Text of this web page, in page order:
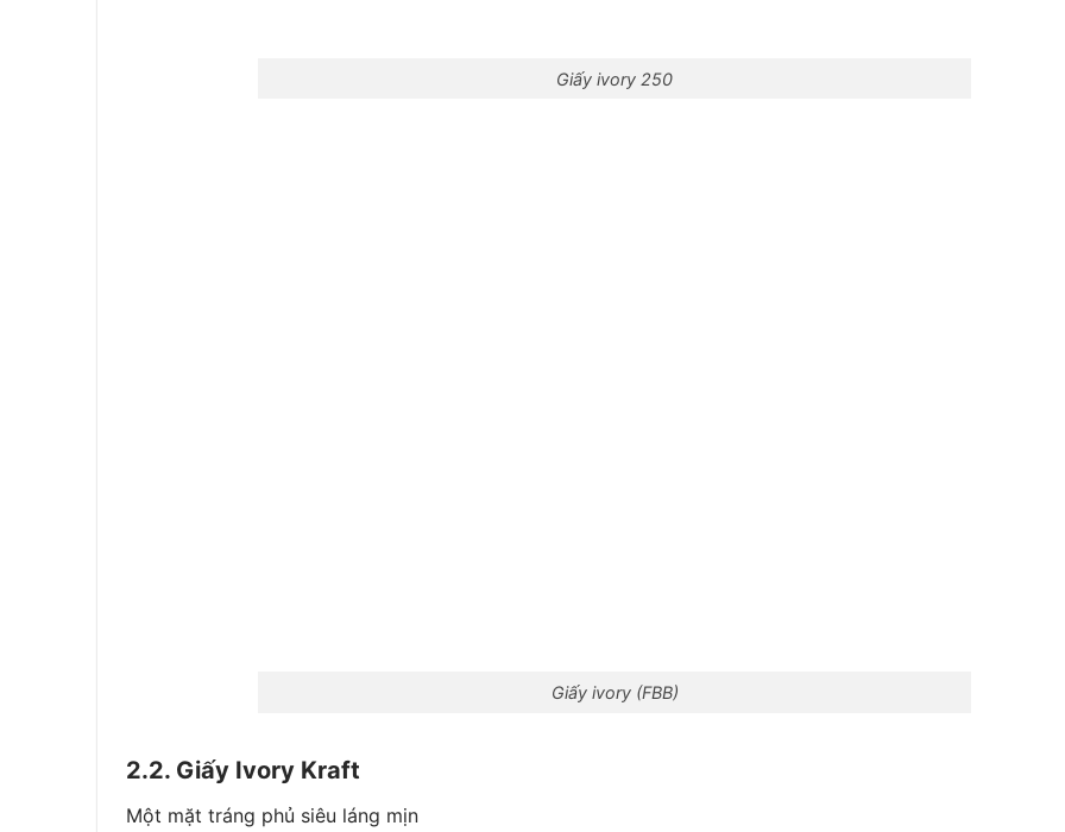
Giấy ivory 250
Giấy ivory (FBB)
2.2. Giấy Ivory Kraft
Một mặt tráng phủ siêu láng mịn